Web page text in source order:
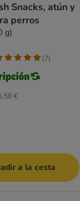
Snacks, atún y
perros
g)
€
(7)
a la cesta